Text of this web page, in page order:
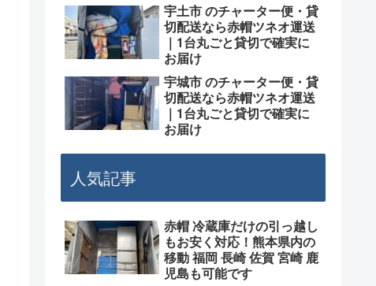
宇土市 のチャーター便・貸
切配送なら赤帽ツネオ運送
｜1台丸ごと貸切で確実に
お届け
宇城市 のチャーター便・貸
切配送なら赤帽ツネオ運送
｜1台丸ごと貸切で確実に
お届け
人気記事
赤帽 冷蔵庫だけの引っ越し
もお安く対応！熊本県内の
移動 福岡 長崎 佐賀 宮崎 鹿
児島も可能です